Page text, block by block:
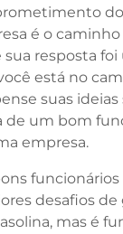
é o caminho
sua resposta
está no
suas ideias
de um bom
empresa.
funcionários
desafios de
mas é